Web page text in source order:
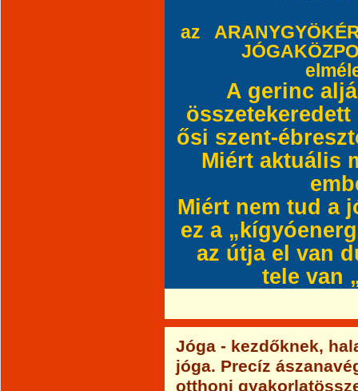
az
A gerinc
ősi szent-
Miért aktuális
Miért nem tud a
ez a
az útja el van
tele van
Jóga - kezdőknek,
jóga. Precíz
otthoni